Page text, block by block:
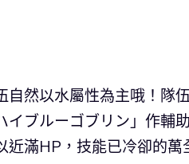
自然以水屬性為主哦！隊
イブルーゴブリン」作輔
滿HP，技能已冷卻的萬